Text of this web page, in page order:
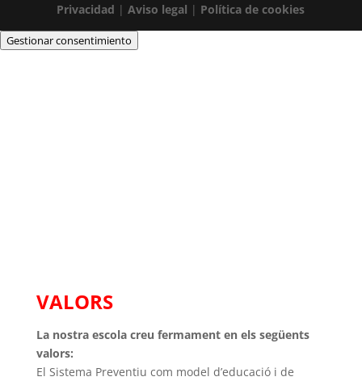
Privacidad |Aviso legal | Política de cookies
Gestionar consentimiento
VALORS
La nostra escola creu fermament en els següents
valors:
El Sistema Preventiu com model d’educació i de